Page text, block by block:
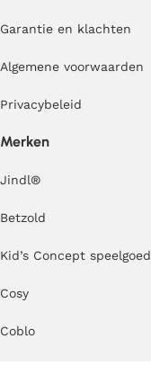
Garantie en klachten
Algemene voorwaarden
Privacybeleid
Merken
Jindl®
Betzold
Kid’s Concept speelgoed
Cosy
Coblo